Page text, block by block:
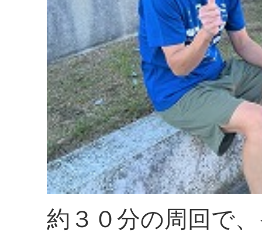
約３０分の周回で